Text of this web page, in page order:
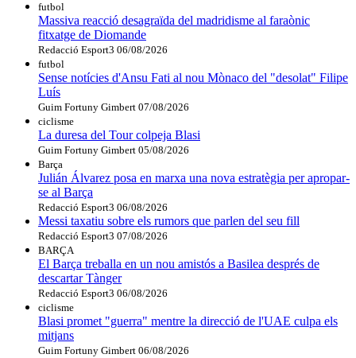
futbol
Massiva reacció desagraïda del madridisme al faraònic
fitxatge de Diomande
Redacció Esport3 06/08/2026
futbol
Sense notícies d'Ansu Fati al nou Mònaco del "desolat" Filipe
Luís
Guim Fortuny Gimbert 07/08/2026
ciclisme
La duresa del Tour colpeja Blasi
Guim Fortuny Gimbert 05/08/2026
Barça
Julián Álvarez posa en marxa una nova estratègia per apropar-
se al Barça
Redacció Esport3 06/08/2026
Messi taxatiu sobre els rumors que parlen del seu fill
Redacció Esport3 07/08/2026
BARÇA
El Barça treballa en un nou amistós a Basilea després de
descartar Tànger
Redacció Esport3 06/08/2026
ciclisme
Blasi promet "guerra" mentre la direcció de l'UAE culpa els
mitjans
Guim Fortuny Gimbert 06/08/2026